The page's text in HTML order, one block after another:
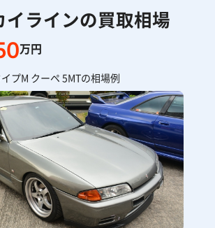
イラインの買取相場
万円
プM クーペ 5MTの相場例